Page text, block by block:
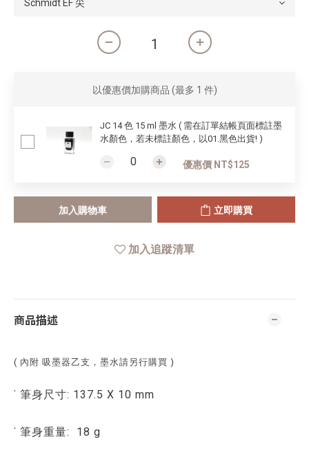
以優惠價加購商品 (最多 1 件)
JC 14 色 15 ml 墨水 ( 需在訂單結帳頁面標註墨
水顏色，若未標註顏色，以01.黑色出貨! )
優惠價 NT$125
加入購物車 立即購買
加入追蹤清單
商品描述
( 內附 吸墨器乙支，墨水請另行購買 )
˙ 筆身尺寸: 137.5 X 10 mm
˙ 筆身重量: 18 g